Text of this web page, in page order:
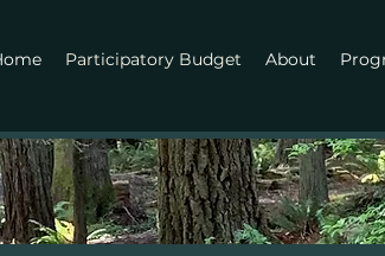
Participatory Budget About